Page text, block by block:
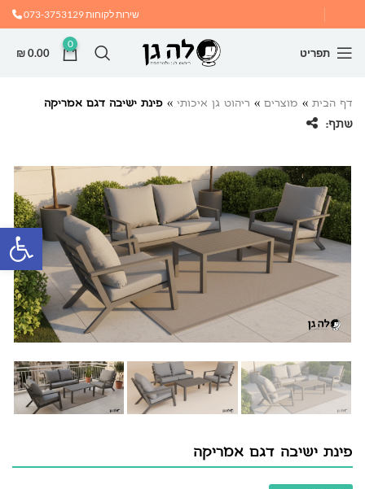
שירות לקוחות073-3753129
תפריט
0
₪0.00
דף הבית » מוצרים » ריהוט גן איכותי » פינת ישיבה דגם אמריקה
שתף:
פינת ישיבה דגם אמריקה